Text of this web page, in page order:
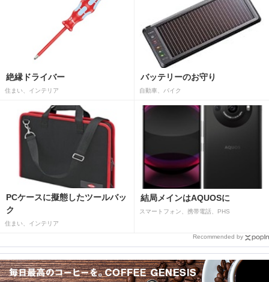
絶縁ドライバー
住まい、インテリア
バッテリーのお守り
自動車、バイク
PCケースに擬態したツールバッ
ク
住まい、インテリア
結局メインはAQUOSに
スマートフォン、携帯電話、PHS
Recommended by